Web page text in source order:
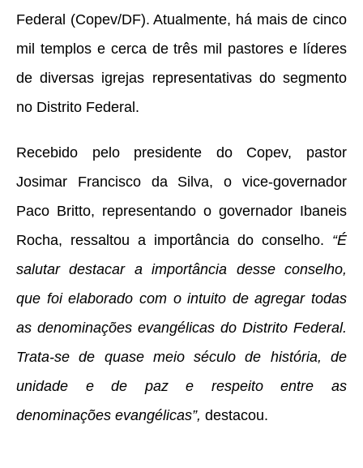
Federal (Copev/DF). Atualmente, há mais de cinco
mil templos e cerca de três mil pastores e líderes
de diversas igrejas representativas do segmento
no Distrito Federal.
Recebido pelo presidente do Copev, pastor
Josimar Francisco da Silva, o vice-governador
Paco Britto, representando o governador Ibaneis
Rocha, ressaltou a importância do conselho. “É
salutar destacar a importância desse conselho,
que foi elaborado com o intuito de agregar todas
as denominações evangélicas do Distrito Federal.
Trata-se de quase meio século de história, de
unidade e de paz e respeito entre as
denominações evangélicas”, destacou.